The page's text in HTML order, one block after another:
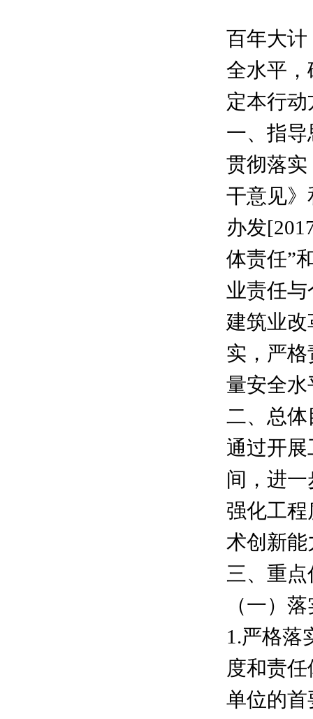
百年大
全水平
定本行
一、指导
贯彻落
干意见
办发
体责任”
业责任
建筑业
实，严
量安全水
二、总体
通过开
间，进
强化工
术创新
三、重点
（一）
1.严格落
度和责
单位的